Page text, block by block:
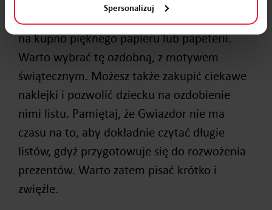
Spersonalizuj
stworzenie listu dla Gwiazdora, zdecyduj się
na kupno pięknego papieru lub papeterii.
Warto wybrać tę ozdobną, z motywem
świątecznym. Możesz także zakupić ciekawe
naklejki i pozwolić dziecku na ozdobienie
nimi listu. Pamiętaj, że Gwiazdor nie ma
czasu na to, aby dokładnie czytać długie
listów, gdyż przygotowuje się do rozwożenia
prezentów. Warto zatem pisać krótko i
zwięźle.